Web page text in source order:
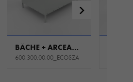
BÂCHE + ARCEAUX 2012/201 H800 ECO GRIS
600.300.00.00_ECOSZA